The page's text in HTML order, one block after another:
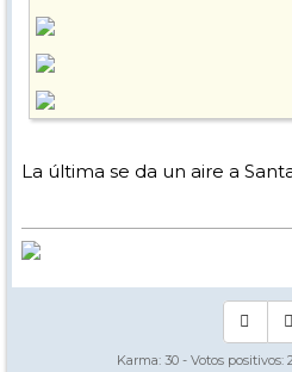
estrictamente de las condiciones de
irregulares en los últimos años.
❄️Kopasz-hegy –
La última se da un aire a
Karma: 30 - Votos positivos: